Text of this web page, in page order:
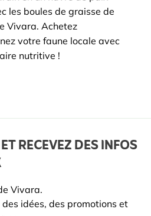
les boules de graisse de
Vivara. Achetez
votre faune locale avec
nutritive !
RECEVEZ DES INFOS
Vivara.
idées, des promotions et